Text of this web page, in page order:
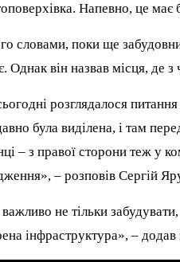
Напевно, це
словами, поки ще
Однак він назвав місця, де
розглядалося
була виділена, і там
– з правої сторони теж у
– розповів Сергій
не тільки
інфраструктура», – додав